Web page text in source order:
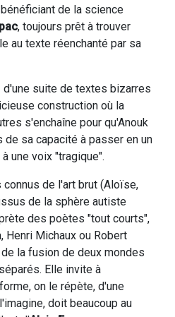
de la science
, toujours prêt à trouver
au texte réenchanté par sa
suite de textes bizarres
construction où la
s'enchaîne pour qu'Anouk
de sa capacité à passer en un
une voix "tragique".
de l'art brut (Aloïse,
de la sphère autiste
des poètes "tout courts",
Henri Michaux ou Robert
la fusion de deux mondes
Elle invite à
on le répète, d'une
doit beaucoup au